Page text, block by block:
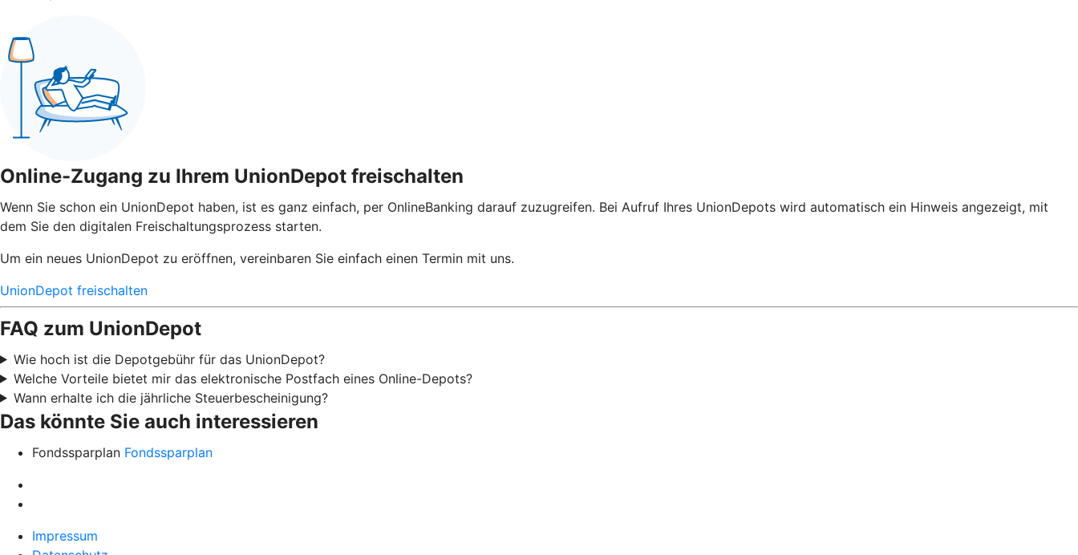
Online-Zugang zu Ihrem UnionDepot freischalten
Wenn Sie schon ein UnionDepot haben, ist es ganz einfach, per OnlineBanking darauf zuzugreifen. Bei Aufruf Ihres UnionDepots wird automatisch ein Hinweis angezeigt, mit
dem Sie den digitalen Freischaltungsprozess starten.
Um ein neues UnionDepot zu eröffnen, vereinbaren Sie einfach einen Termin mit uns.
UnionDepot freischalten
FAQ zum UnionDepot
Wie hoch ist die Depotgebühr für das UnionDepot?
Welche Vorteile bietet mir das elektronische Postfach eines Online-Depots?
Wann erhalte ich die jährliche Steuerbescheinigung?
Das könnte Sie auch interessieren
Fondssparplan Fondssparplan
Impressum